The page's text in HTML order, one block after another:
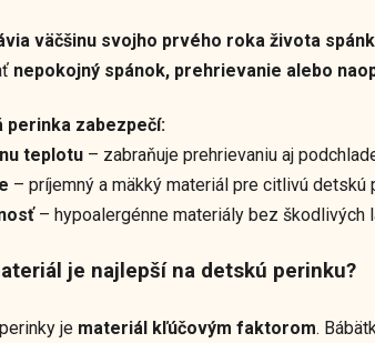
väčšinu svojho prvého roka života
nepokojný spánok, prehrievanie alebo
perinka zabezpečí:
teplotu – zabraňuje prehrievaniu aj
– príjemný a mäkký materiál pre citlivú detskú
– hypoalergénne materiály bez škodlivých
je najlepší na detskú perinku?
je materiál kľúčovým faktorom.